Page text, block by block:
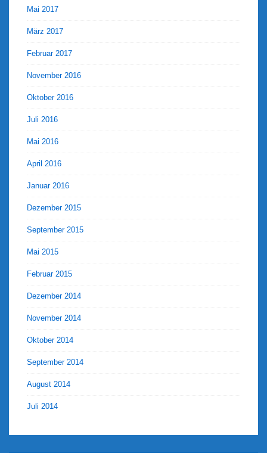
Mai 2017
März 2017
Februar 2017
November 2016
Oktober 2016
Juli 2016
Mai 2016
April 2016
Januar 2016
Dezember 2015
September 2015
Mai 2015
Februar 2015
Dezember 2014
November 2014
Oktober 2014
September 2014
August 2014
Juli 2014